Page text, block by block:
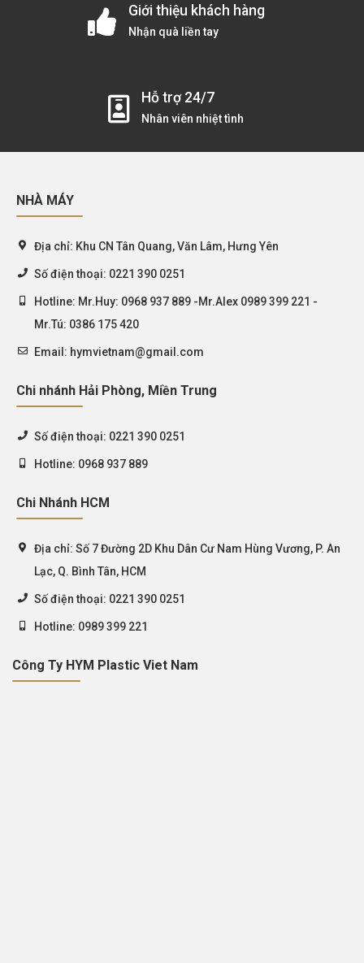
Giới thiệu khách hàng
Nhận quà liền tay
Hỗ trợ 24/7
Nhân viên nhiệt tình
NHÀ MÁY
Địa chỉ: Khu CN Tân Quang, Văn Lâm, Hưng Yên
Số điện thoại: 0221 390 0251
Hotline: Mr.Huy: 0968 937 889 -Mr.Alex 0989 399 221 -
Mr.Tú: 0386 175 420
Email: hymvietnam@gmail.com
Chi nhánh Hải Phòng, Miền Trung
Số điện thoại: 0221 390 0251
Hotline: 0968 937 889
Chi Nhánh HCM
Địa chỉ: Số 7 Đường 2D Khu Dân Cư Nam Hùng Vương, P. An
Lạc, Q. Bình Tân, HCM
Số điện thoại: 0221 390 0251
Hotline: 0989 399 221
Công Ty HYM Plastic Viet Nam